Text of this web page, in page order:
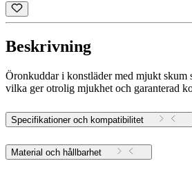
Beskrivning
Öronkuddar i konstläder med mjukt skum
vilka ger otrolig mjukhet och garanterad
Specifikationer och kompatibilitet
Material och hållbarhet